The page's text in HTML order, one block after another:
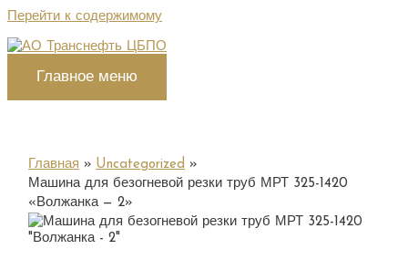
Перейти к содержимому
Главное меню
Главная
Uncategorized
Машина для безогневой резки труб МРТ 325-1420
«Волжанка — 2»